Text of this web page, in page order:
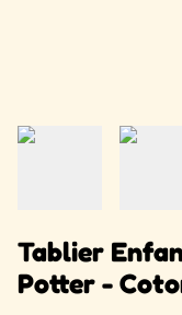
Tablier
Potter -